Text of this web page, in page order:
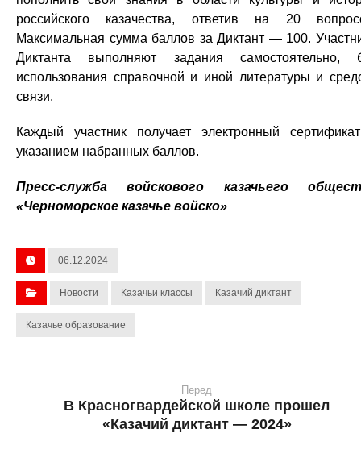
российского казачества, ответив на 20
Максимальная сумма баллов за Диктант — 100.
Диктанта выполняют задания самостоятельно,
использования справочной и иной литературы и
связи.
Каждый участник получает электронный
указанием набранных баллов.
Пресс-служба войскового казачьего
«Черноморское казачье войско»
06.12.2024
Новости Казачьи классы Казачий диктант
Казачье образование
Перед
В Красногвардейской школе прошел
«Казачий диктант — 2024»